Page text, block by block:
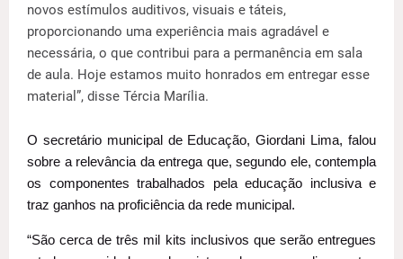
novos estímulos auditivos, visuais e táteis,
proporcionando uma experiência mais agradável e
necessária, o que contribui para a permanência em sala
de aula. Hoje estamos muito honrados em entregar esse
material”, disse Tércia Marília.
O secretário municipal de Educação, Giordani Lima, falou
sobre a relevância da entrega que, segundo ele, contempla
os componentes trabalhados pela educação inclusiva e
traz ganhos na proficiência da rede municipal.
“São cerca de três mil kits inclusivos que serão entregues